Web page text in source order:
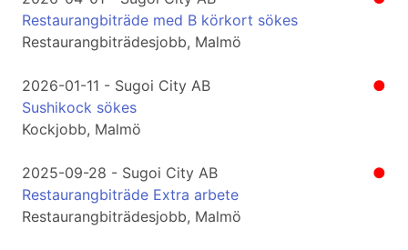
Restaurangbiträde med B körkort sökes
Restaurangbiträdesjobb, Malmö
●
2026-01-11 - Sugoi City AB
Sushikock sökes
Kockjobb, Malmö
●
2025-09-28 - Sugoi City AB
Restaurangbiträde Extra arbete
Restaurangbiträdesjobb, Malmö